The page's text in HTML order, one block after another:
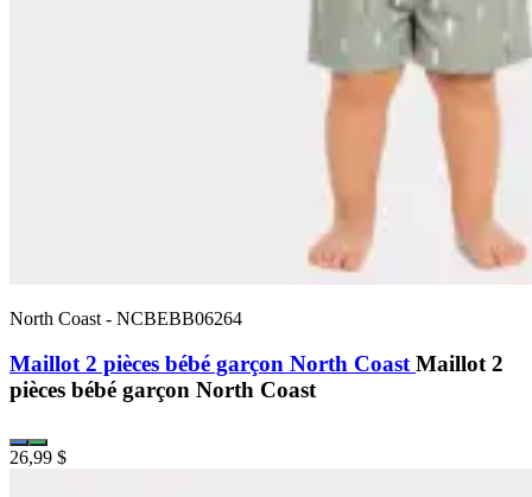
North Coast - NCBEBB06264
Maillot 2 pièces bébé garçon North CoastMaillot 2
pièces bébé garçon North Coast
26,99 $